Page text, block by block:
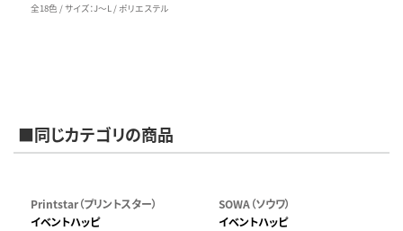
全18色 / サイズ：J～L / ポリエステル
■同じカテゴリの商品
Printstar（プリントスター）
イベントハッピ
SOWA（ソウワ）
イベントハッピ